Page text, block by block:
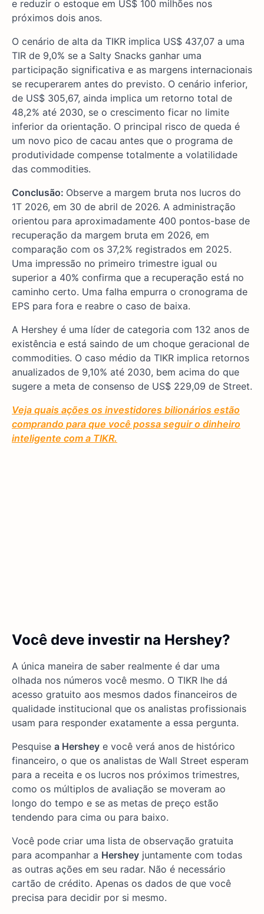
e reduzir o estoque em US$ 100 milhões nos
próximos dois anos.
O cenário de alta da TIKR implica US$ 437,07 a uma
TIR de 9,0% se a Salty Snacks ganhar uma
participação significativa e as margens internacionais
se recuperarem antes do previsto. O cenário inferior,
de US$ 305,67, ainda implica um retorno total de
48,2% até 2030, se o crescimento ficar no limite
inferior da orientação. O principal risco de queda é
um novo pico de cacau antes que o programa de
produtividade compense totalmente a volatilidade
das commodities.
Conclusão: Observe a margem bruta nos lucros do
1T 2026, em 30 de abril de 2026. A administração
orientou para aproximadamente 400 pontos-base de
recuperação da margem bruta em 2026, em
comparação com os 37,2% registrados em 2025.
Uma impressão no primeiro trimestre igual ou
superior a 40% confirma que a recuperação está no
caminho certo. Uma falha empurra o cronograma de
EPS para fora e reabre o caso de baixa.
A Hershey é uma líder de categoria com 132 anos de
existência e está saindo de um choque geracional de
commodities. O caso médio da TIKR implica retornos
anualizados de 9,10% até 2030, bem acima do que
sugere a meta de consenso de US$ 229,09 de Street.
Veja quais ações os investidores bilionários estão
comprando para que você possa seguir o dinheiro
inteligente com a TIKR.
Você deve investir na Hershey?
A única maneira de saber realmente é dar uma
olhada nos números você mesmo. O TIKR lhe dá
acesso gratuito aos mesmos dados financeiros de
qualidade institucional que os analistas profissionais
usam para responder exatamente a essa pergunta.
Pesquise a Hershey e você verá anos de histórico
financeiro, o que os analistas de Wall Street esperam
para a receita e os lucros nos próximos trimestres,
como os múltiplos de avaliação se moveram ao
longo do tempo e se as metas de preço estão
tendendo para cima ou para baixo.
Você pode criar uma lista de observação gratuita
para acompanhar a Hershey juntamente com todas
as outras ações em seu radar. Não é necessário
cartão de crédito. Apenas os dados de que você
precisa para decidir por si mesmo.